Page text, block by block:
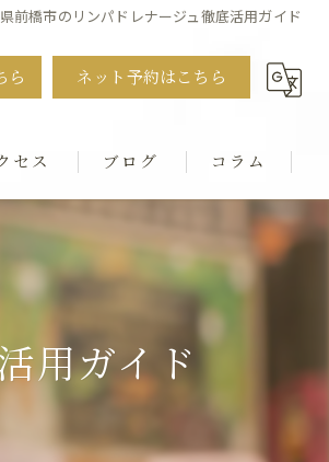
前橋市のリンパドレナージュ徹底活用ガイド
ら ネット予約はこちら
セス ブログ コラム
用ガイド